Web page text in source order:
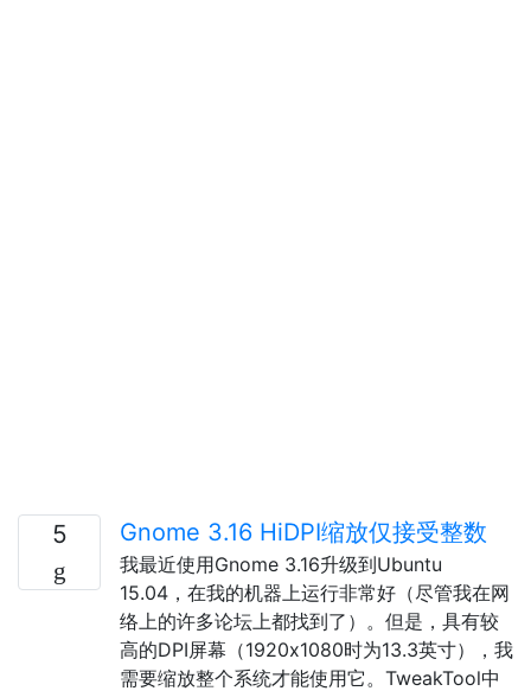
5 Gnome 3.16 HiDPI缩放仅接受整数
我最近使用Gnome 3.16升级到Ubuntu
15.04，在我的机器上运行非常好（尽管我在网
络上的许多论坛上都找到了）。但是，具有较
高的DPI屏幕（1920x1080时为13.3英寸），我
需要缩放整个系统才能使用它。TweakTool中